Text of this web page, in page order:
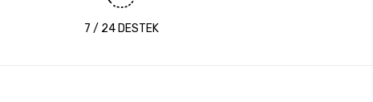
7 / 24 DESTEK